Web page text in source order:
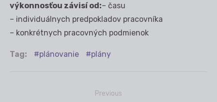
výkonnosťou závisí od:– času
– individuálnych predpokladov pracovníka
– konkrétnych pracovných podmienok
Tag: plánovanie plány
Previous